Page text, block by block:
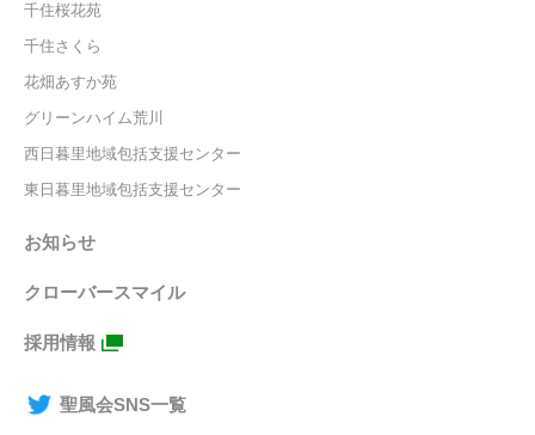
千住桜花苑
千住さくら
花畑あすか苑
グリーンハイム荒川
西日暮里地域包括支援センター
東日暮里地域包括支援センター
お知らせ
クローバースマイル
採用情報
聖風会SNS一覧